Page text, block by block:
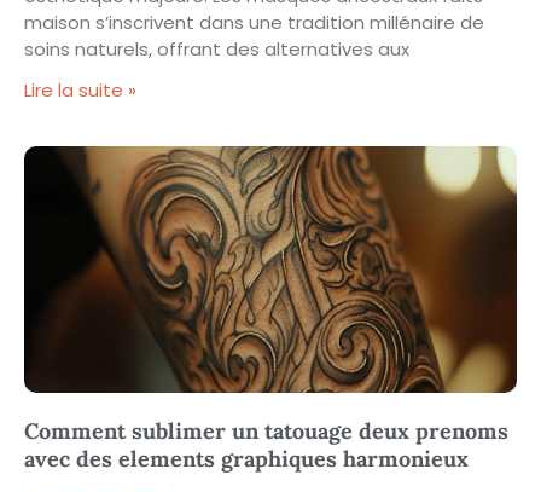
maison s’inscrivent dans une tradition millénaire de
soins naturels, offrant des alternatives aux
Lire la suite »
Comment sublimer un tatouage deux prenoms
avec des elements graphiques harmonieux